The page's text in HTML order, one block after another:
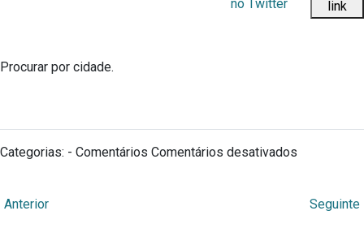
Procurar por cidade.
Categorias: - Comentários Comentários desativados
Anterior Seguinte